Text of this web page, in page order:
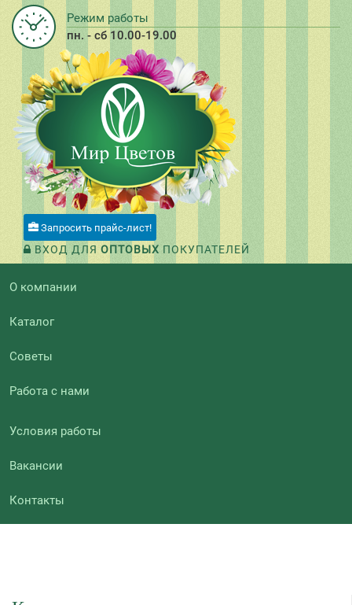
Режим работы
пн. - сб 10.00-19.00
Запросить прайс-лист!
ВХОД ДЛЯ ОПТОВЫХ ПОКУПАТЕЛЕЙ
О компании
Каталог
Советы
Работа с нами
Условия работы
Вакансии
Контакты